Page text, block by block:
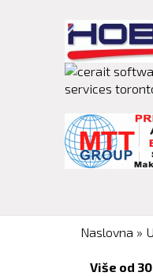
You are
Naslovna »
Više od